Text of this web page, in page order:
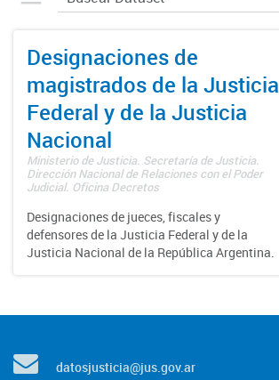
Designaciones de
magistrados de la Justicia
Federal y de la Justicia
Nacional
Ministerio de Justicia. Secretaría de Justicia.
Dirección Nacional de Relaciones con el Poder
Judicial. Oficina Decretos
Designaciones de jueces, fiscales y
defensores de la Justicia Federal y de la
Justicia Nacional de la República Argentina.
datosjusticia@jus.gov.ar